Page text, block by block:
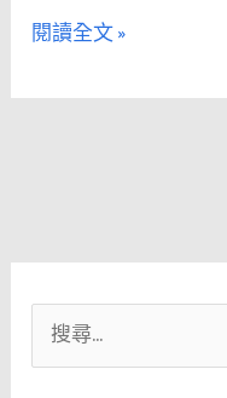
步
願
法
閱讀全文 »
尋